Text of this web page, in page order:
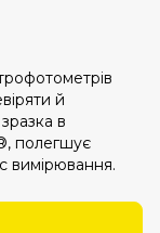
й
в
полегшує
вимірювання.